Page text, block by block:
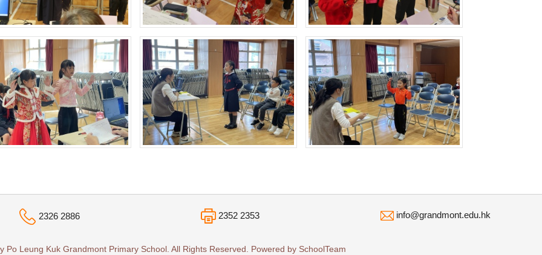
2326 2886 2352 2353 info@grandmont.edu.hk
Po Leung Kuk Grandmont Primary School. All Rights Reserved. Powered by SchoolTeam